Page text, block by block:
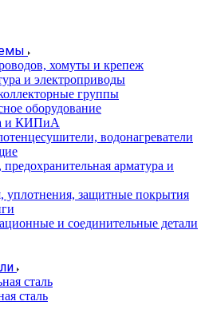
хомуты и крепеж
и электроприводы
группы
оборудование
и КИПиА
водонагреватели
арматура и
уплотнения, защитные покрытия
и соединительные детали
сталь
сталь